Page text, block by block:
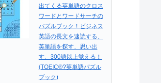
出てくる英単語のクロス
ワードとワードサーチの
パズルブック！ビジネス
英語の長文を速読する、
英単語を探す、思い出
す、300語以上覚える！
(TOEIC®?英単語パズル
ブック)